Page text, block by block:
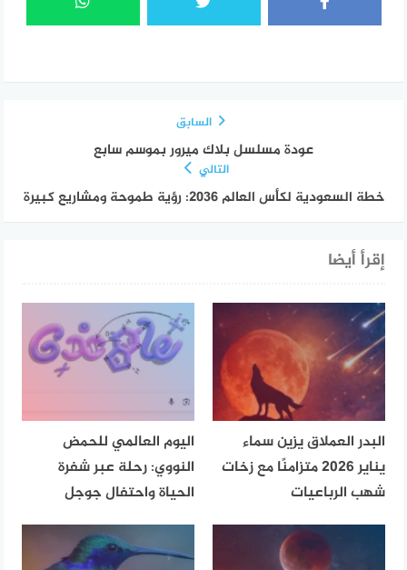
السابق
عودة مسلسل بلاك ميرور بموسم سابع
التالي
خطة السعودية لكأس العالم 2036: رؤية طموحة ومشاريع كبيرة
إقرأ أيضا
البدر العملاق يزين سماء
يناير 2026 متزامنًا مع زخات
شهب الرباعيات
اليوم العالمي للحمض
النووي: رحلة عبر شفرة
الحياة واحتفال جوجل